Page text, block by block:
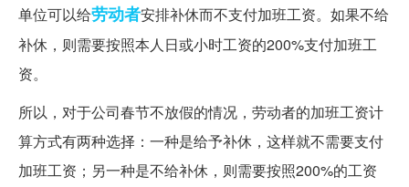
单位可以给劳动者安排补休而不支付加班工资。如果不给
补休，则需要按照本人日或小时工资的200%支付加班工
资。
所以，对于公司春节不放假的情况，劳动者的加班工资计
算方式有两种选择：一种是给予补休，这样就不需要支付
加班工资；另一种是不给补休，则需要按照200%的工资